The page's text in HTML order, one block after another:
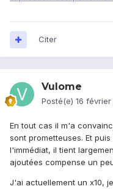
Citer
Vulome
Posté(e) 16 février
En tout cas il m'a
sont prometteuses. Et
l'immédiat, il tient
ajoutées compense un
J'ai actuellement un x10,